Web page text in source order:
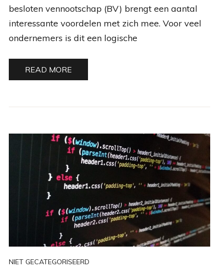
besloten vennootschap (BV) brengt een aantal
interessante voordelen met zich mee. Voor veel
ondernemers is dit een logische
READ MORE
NIET GECATEGORISEERD